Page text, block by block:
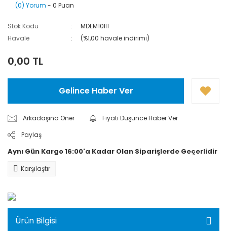
(0) Yorum - 0 Puan
Stok Kodu
MDEM10II1
Havale
(%1,00 havale indirimi)
0,00 TL
Gelince Haber Ver
Arkadaşına Öner
Fiyatı Düşünce Haber Ver
Paylaş
Aynı Gün Kargo 16:00'a Kadar Olan Siparişlerde Geçerlidir
Karşılaştır
Ürün Bilgisi